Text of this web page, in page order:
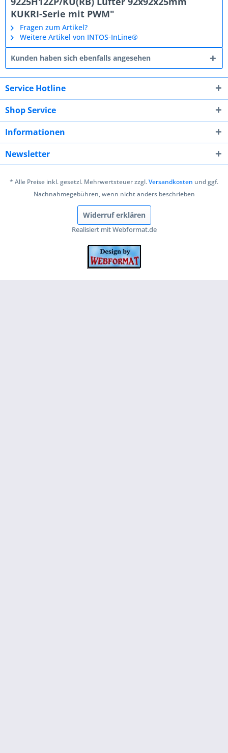
KUKRI-Serie mit PWM"
Fragen zum Artikel?
Weitere Artikel von INTOS-InLine®
Kunden haben sich ebenfalls angesehen
Service Hotline
Shop Service
Informationen
Newsletter
* Alle Preise inkl. gesetzl. Mehrwertsteuer zzgl.Versandkosten und ggf.
Nachnahmegebühren, wenn nicht anders beschrieben
Widerruf erklären
Realisiert mit Webformat.de